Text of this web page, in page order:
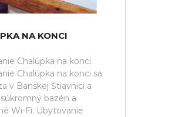
NA KONCI
Chalúpka na konci.
Chalúpka na konci sa
v Banskej Štiavnici a
bazén a
Wi-Fi. Ubytovanie